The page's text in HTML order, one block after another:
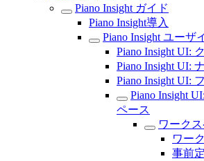
Piano Insight ガイド
Piano Insight導入
Piano Insight ユーザ
Piano Insight UI:
Piano Insight UI:
Piano Insight UI:
Piano Insight
ペース
ワーク
ワー
事前